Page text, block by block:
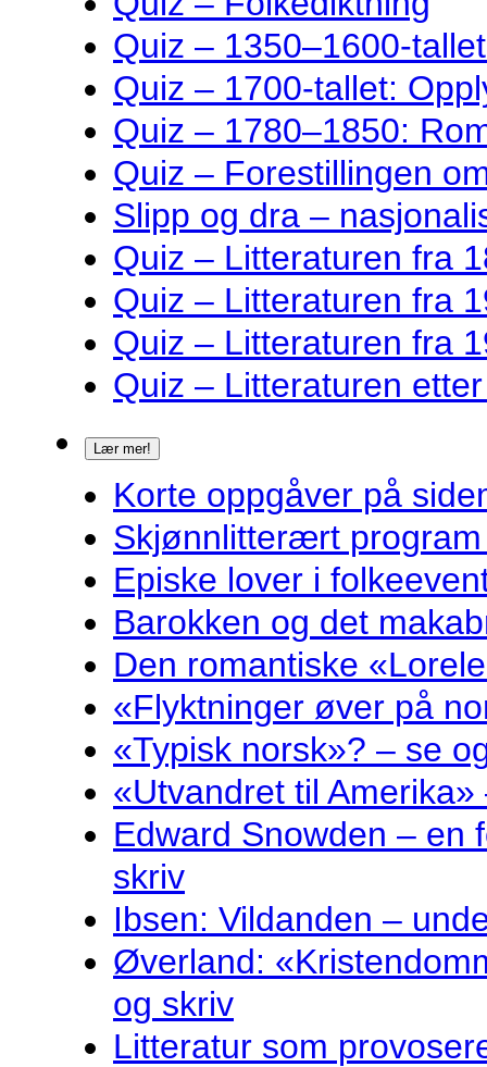
Quiz – 1350–1600-
Quiz – 1700-tallet:
Quiz – 1780–1850:
Quiz – Forestillingen
Slipp og dra –
Quiz – Litteraturen fra
Quiz – Litteraturen fra
Quiz – Litteraturen fra
Quiz – Litteraturen
Lær mer!
Korte oppgåver på
Skjønnlitterært
Episke lover i
Barokken og det
Den romantiske
«Flyktninger øver på
«Typisk norsk»? – se
«Utvandret til
Edward Snowden – en
skriv
Ibsen: Vildanden –
Øverland:
og skriv
Litteratur som